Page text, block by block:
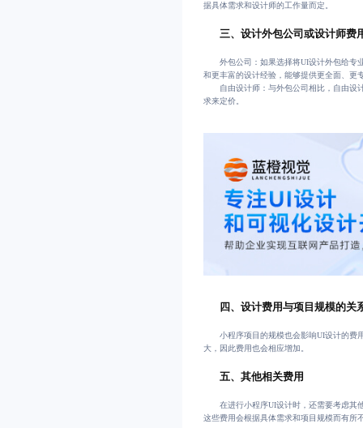
据具体需求和设计师的工作量而定。
三、设计外包公司或设计师费
外包公司：如果选择将UI设计外包给专
和更丰富的设计经验，能够提供更全面、更
自由设计师：与外包公司相比，自由设
求来定价。
四、设计费用与项目规模的关
小程序项目的规模也会影响UI设计的费
大，因此费用也会相应增加。
五、其他相关费用
在进行小程序UI设计时，还需要考虑其
这些费用会根据具体需求和项目规模而有所